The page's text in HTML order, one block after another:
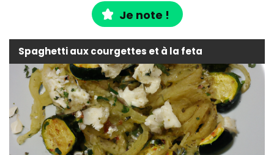
Je note !
Spaghetti aux courgettes et à la feta